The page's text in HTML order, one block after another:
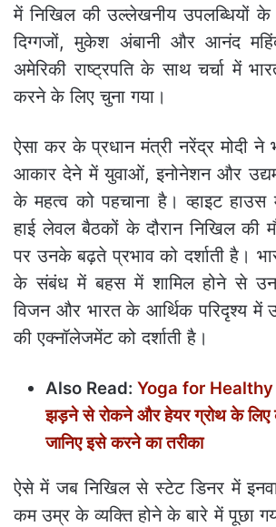
में निखिल की उल्लेखनीय उपलब्धियों
दिग्गजों, मुकेश अंबानी और आनंद
अमेरिकी राष्ट्रपति के साथ चर्चा में
करने के लिए चुना गया।
ऐसा कर के प्रधान मंत्री नरेंद्र मोदी ने
आकार देने में युवाओं, इनोनेशन और
के महत्व को पहचाना है। व्हाइट
हाई लेवल बैठकों के दौरान निखिल की
पर उनके बढ़ते प्रभाव को दर्शाती है।
के संबंध में बहस में शामिल होने से
विजन और भारत के आर्थिक परिदृश्य में
की एक्नॉलेजमेंट को दर्शाती है।
Also Read: Yoga for Healthy
झड़ने से रोकने और हेयर ग्रोथ के लिए
जानिए इसे करने का तरीका
ऐसे में जब निखिल से स्टेट डिनर में
कम उम्र के व्यक्ति होने के बारे में पूछा